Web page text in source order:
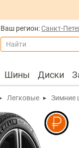
Ваш регион:Санкт-
Найти
Шины Диски
Легковые Зимние